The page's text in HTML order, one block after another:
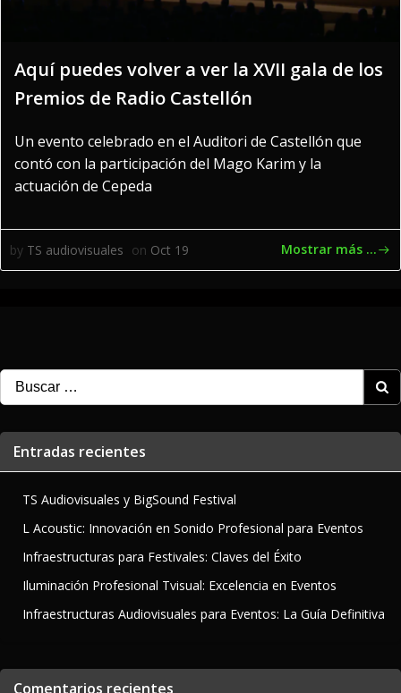
Aquí puedes volver a ver la XVII gala de los
Premios de Radio Castellón
Un evento celebrado en el Auditori de Castellón que
contó con la participación del Mago Karim y la
actuación de Cepeda
by TS audiovisuales on Oct 19 Mostrar más ...
Buscar:
Entradas recientes
TS Audiovisuales y BigSound Festival
L Acoustic: Innovación en Sonido Profesional para Eventos
Infraestructuras para Festivales: Claves del Éxito
Iluminación Profesional Tvisual: Excelencia en Eventos
Infraestructuras Audiovisuales para Eventos: La Guía Definitiva
Comentarios recientes